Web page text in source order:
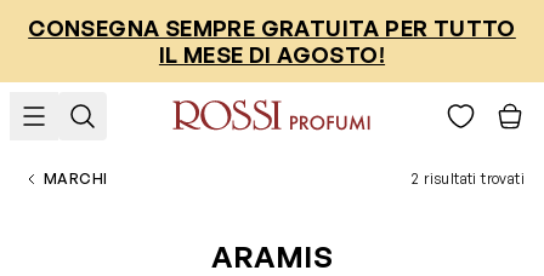
CONSEGNA SEMPRE GRATUITA PER TUTTO
IL MESE DI AGOSTO!
MARCHI 2 risultati trovati
ARAMIS